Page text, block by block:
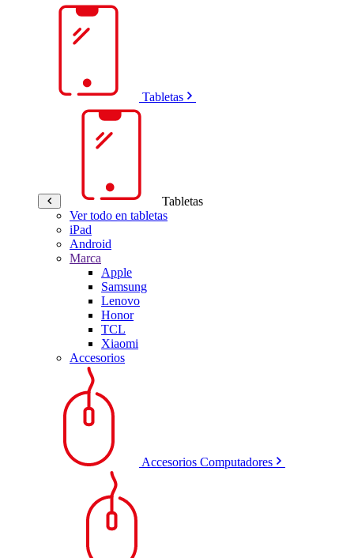
Tabletas
Tabletas
Ver todo en tabletas
iPad
Android
Marca
Apple
Samsung
Lenovo
Honor
TCL
Xiaomi
Accesorios
Accesorios Computadores